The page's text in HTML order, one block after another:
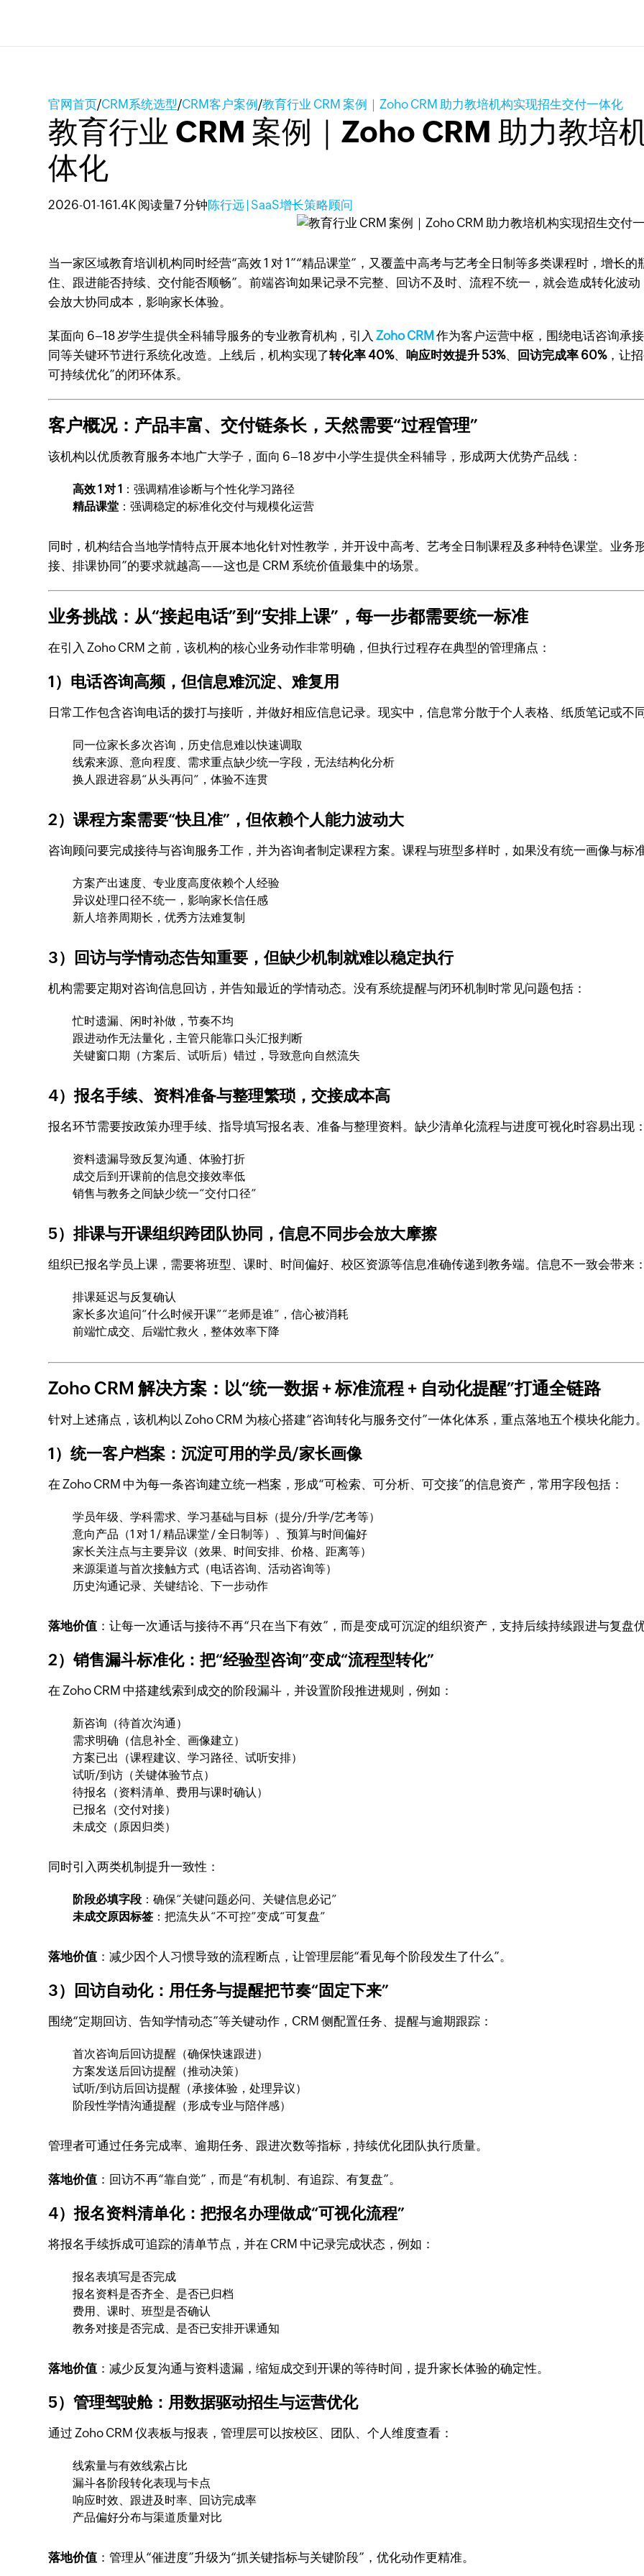
官网首页/CRM系统选型/CRM客户案例/教育行业 CRM 案例｜Zoho CRM 助力教培机构实现招生交付一体化
教育行业 CRM 案例｜Zoho CRM 助力教培
体化
2026-01-161.4K 阅读量7 分钟陈行远 | SaaS增长策略顾问
当一家区域教育培训机构同时经营“高效 1 对 1”“精品课堂”，又覆盖中高考与艺考全日制等多类课程时，增长
住、跟进能否持续、交付能否顺畅”。前端咨询如果记录不完整、回访不及时、流程不统一，就会造成转化波
会放大协同成本，影响家长体验。
某面向 6–18 岁学生提供全科辅导服务的专业教育机构，引入Zoho CRM 作为客户运营中枢，围绕电话咨询承
同等关键环节进行系统化改造。上线后，机构实现了转化率 40%、响应时效提升 53%、 回访完成率 60%，让
可持续优化”的闭环体系。
客户概况：产品丰富、交付链条长，天然需要“过程管理”
该机构以优质教育服务本地广大学子，面向 6–18 岁中小学生提供全科辅导，形成两大优势产品线：
高效 1 对 1 ：强调精准诊断与个性化学习路径
精品课堂 ：强调稳定的标准化交付与规模化运营
同时，机构结合当地学情特点开展本地化针对性教学，并开设中高考、艺考全日制课程及多种特色课堂。业务
接、排课协同”的要求就越高——这也是 CRM 系统价值最集中的场景。
业务挑战：从“接起电话”到“安排上课”，每一步都需要统一标准
在引入 Zoho CRM 之前，该机构的核心业务动作非常明确，但执行过程存在典型的管理痛点：
1）电话咨询高频，但信息难沉淀、难复用
日常工作包含咨询电话的拨打与接听，并做好相应信息记录。现实中，信息常分散于个人表格、纸质笔记或不
同一位家长多次咨询，历史信息难以快速调取
线索来源、意向程度、需求重点缺少统一字段，无法结构化分析
换人跟进容易“从头再问”，体验不连贯
2）课程方案需要“快且准”，但依赖个人能力波动大
咨询顾问要完成接待与咨询服务工作，并为咨询者制定课程方案。课程与班型多样时，如果没有统一画像与标
方案产出速度、专业度高度依赖个人经验
异议处理口径不统一，影响家长信任感
新人培养周期长，优秀方法难复制
3）回访与学情动态告知重要，但缺少机制就难以稳定执行
机构需要定期对咨询信息回访，并告知最近的学情动态。没有系统提醒与闭环机制时常见问题包括：
忙时遗漏、闲时补做，节奏不均
跟进动作无法量化，主管只能靠口头汇报判断
关键窗口期（方案后、试听后）错过，导致意向自然流失
4）报名手续、资料准备与整理繁琐，交接成本高
报名环节需要按政策办理手续、指导填写报名表、准备与整理资料。缺少清单化流程与进度可视化时容易出现
资料遗漏导致反复沟通、体验打折
成交后到开课前的信息交接效率低
销售与教务之间缺少统一“交付口径”
5）排课与开课组织跨团队协同，信息不同步会放大摩擦
组织已报名学员上课，需要将班型、课时、时间偏好、校区资源等信息准确传递到教务端。信息不一致会带来
排课延迟与反复确认
家长多次追问“什么时候开课”“老师是谁”，信心被消耗
前端忙成交、后端忙救火，整体效率下降
Zoho CRM 解决方案：以“统一数据 + 标准流程 + 自动化提醒”打通全链路
针对上述痛点，该机构以 Zoho CRM 为核心搭建“咨询转化与服务交付”一体化体系，重点落地五个模块化能力
1）统一客户档案：沉淀可用的学员/家长画像
在 Zoho CRM 中为每一条咨询建立统一档案，形成“可检索、可分析、可交接”的信息资产，常用字段包括：
学员年级、学科需求、学习基础与目标（提分/升学/艺考等）
意向产品（1 对 1 / 精品课堂 / 全日制等）、预算与时间偏好
家长关注点与主要异议（效果、时间安排、价格、距离等）
来源渠道与首次接触方式（电话咨询、活动咨询等）
历史沟通记录、关键结论、下一步动作
落地价值 ：让每一次通话与接待不再“只在当下有效”，而是变成可沉淀的组织资产，支持后续持续跟进与复盘
2）销售漏斗标准化：把“经验型咨询”变成“流程型转化”
在 Zoho CRM 中搭建线索到成交的阶段漏斗，并设置阶段推进规则，例如：
新咨询（待首次沟通）
需求明确（信息补全、画像建立）
方案已出（课程建议、学习路径、试听安排）
试听/到访（关键体验节点）
待报名（资料清单、费用与课时确认）
已报名（交付对接）
未成交（原因归类）
同时引入两类机制提升一致性：
阶段必填字段 ：确保“关键问题必问、关键信息必记”
未成交原因标签 ：把流失从“不可控”变成“可复盘”
落地价值 ：减少因个人习惯导致的流程断点，让管理层能“看见每个阶段发生了什么”。
3）回访自动化：用任务与提醒把节奏“固定下来”
围绕“定期回访、告知学情动态”等关键动作，CRM 侧配置任务、提醒与逾期跟踪：
首次咨询后回访提醒（确保快速跟进）
方案发送后回访提醒（推动决策）
试听/到访后回访提醒（承接体验，处理异议）
阶段性学情沟通提醒（形成专业与陪伴感）
管理者可通过任务完成率、逾期任务、跟进次数等指标，持续优化团队执行质量。
落地价值 ：回访不再“靠自觉”，而是“有机制、有追踪、有复盘”。
4）报名资料清单化：把报名办理做成“可视化流程”
将报名手续拆成可追踪的清单节点，并在 CRM 中记录完成状态，例如：
报名表填写是否完成
报名资料是否齐全、是否已归档
费用、课时、班型是否确认
教务对接是否完成、是否已安排开课通知
落地价值 ：减少反复沟通与资料遗漏，缩短成交到开课的等待时间，提升家长体验的确定性。
5）管理驾驶舱：用数据驱动招生与运营优化
通过 Zoho CRM 仪表板与报表，管理层可以按校区、团队、个人维度查看：
线索量与有效线索占比
漏斗各阶段转化表现与卡点
响应时效、跟进及时率、回访完成率
产品偏好分布与渠道质量对比
落地价值 ：管理从“催进度”升级为“抓关键指标与关键阶段”，优化动作更精准。